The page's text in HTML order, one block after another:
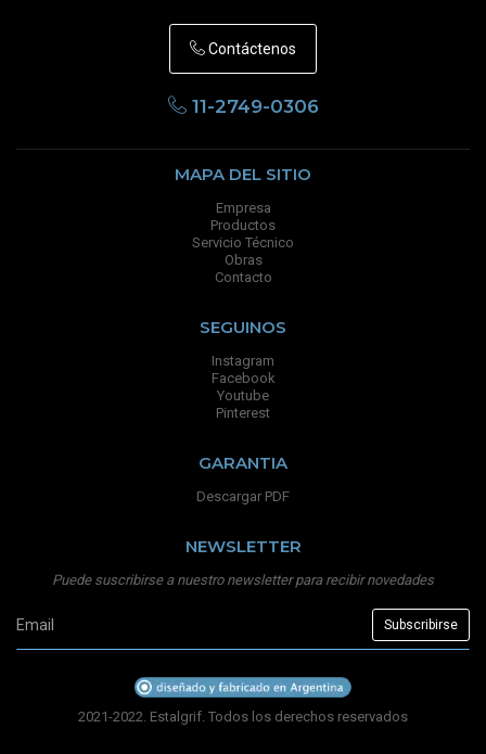
Contáctenos
11-2749-0306
MAPA DEL SITIO
Empresa
Productos
Servicio Técnico
Obras
Contacto
SEGUINOS
Instagram
Facebook
Youtube
Pinterest
GARANTIA
Descargar PDF
NEWSLETTER
Puede suscribirse a nuestro newsletter para recibir novedades
2021-2022. Estalgrif. Todos los derechos reservados